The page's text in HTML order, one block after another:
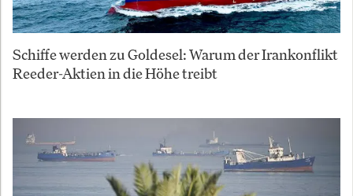
Schiffe werden zu Goldesel: Warum der Irankonflikt
Reeder-Aktien in die Höhe treibt